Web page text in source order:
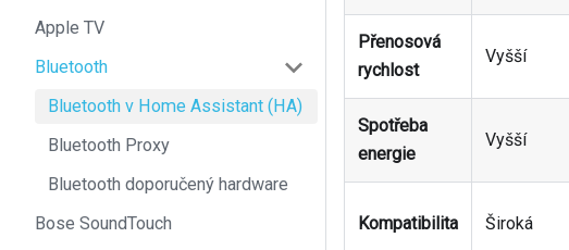
Apple TV
Bluetooth
Bluetooth v Home Assistant (HA)
Bluetooth Proxy
Bluetooth doporučený hardware
Bose SoundTouch
Přenosová
rychlost
Vyšší
Spotřeba
energie
Vyšší
Kompatibilita Široká